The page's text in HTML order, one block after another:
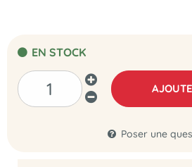
EN STOCK
Poser une